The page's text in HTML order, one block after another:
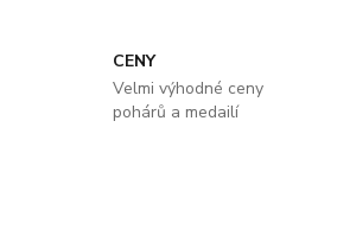
CENY
Velmi výhodné ceny
pohárů a medailí